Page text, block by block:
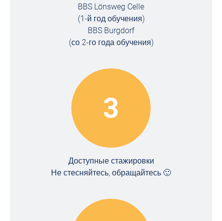
BBS Lönsweg Celle
(1-й год обучения)
BBS Burgdorf
(со 2-го года обучения)
3
Доступные стажировки
Не стесняйтесь, обращайтесь 🙂